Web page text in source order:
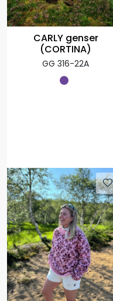
CARLY genser
(CORTINA)
GG 316-22A